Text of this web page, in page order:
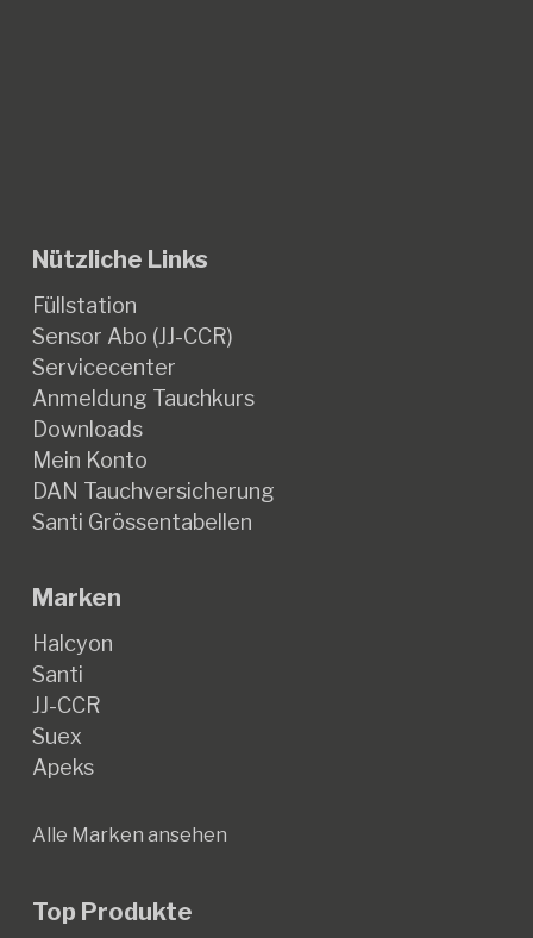
Nützliche Links
Füllstation
Sensor Abo (JJ-CCR)
Servicecenter
Anmeldung Tauchkurs
Downloads
Mein Konto
DAN Tauchversicherung
Santi Grössentabellen
Marken
Halcyon
Santi
JJ-CCR
Suex
Apeks
Alle Marken ansehen
Top Produkte